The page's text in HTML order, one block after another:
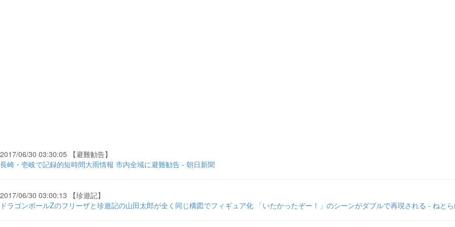
2017/06/30 03:30:05 【避難勧告】
長崎・壱岐で記録的短時間大雨情報 市内全域に避難勧告 - 朝日新聞
2017/06/30 03:00:13 【珍遊記】
ドラゴンボールZのフリーザと珍遊記の山田太郎が全く同じ構図でフィギュア化 「いたかったぞー！」のシーンがダブルで再現される - ねと